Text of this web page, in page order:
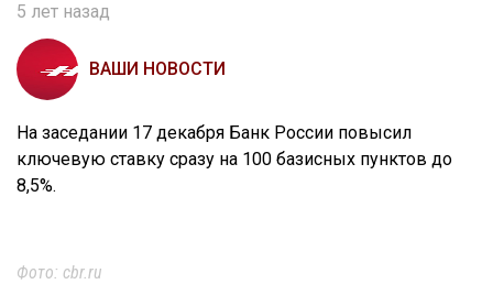
5 лет назад
ВАШИ НОВОСТИ
На заседании 17 декабря Банк России повысил
ключевую ставку сразу на 100 базисных пунктов до
8,5%.
Фото: cbr.ru